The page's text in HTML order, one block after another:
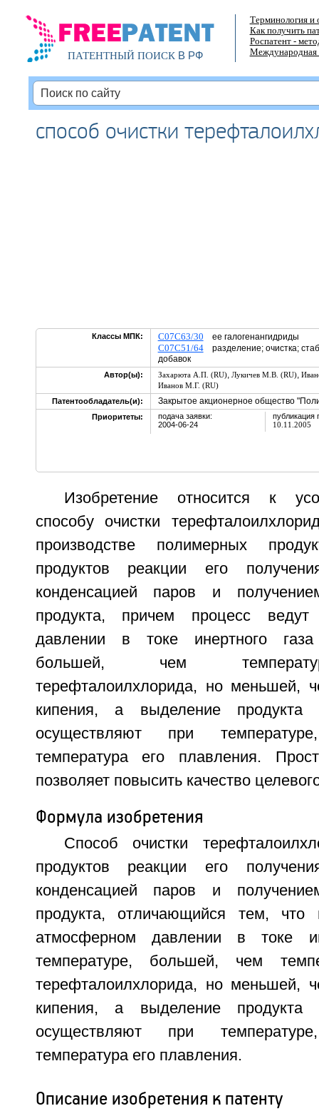
ПАТЕНТНЫЙ ПОИСКВ РФ
Терминология и
Как получить
Роспатент -
Международная
способ очистки
Классы МПК: C07C63/30 ее галогенангидриды
C07C51/64разделение; очистка;
добавок
Автор(ы): Захарюта А.П. (RU), Лукичев М.В. (RU),
Иванов М.Г. (RU)
Патентообладатель(и):
Закрытое акционерное общество
Приоритеты:
подача заявки:
2004-06-24
публикация
10.11.2005
Изобретение относится к
способу очистки
производстве полимерных
продуктов реакции его
конденсацией паров и
продукта, причем процесс
давлении в токе инертного
большей, чем
терефталоилхлорида, но меньшей,
кипения, а выделение
осуществляют при
температура его плавления.
позволяет повысить качество
Формула изобретения
Способ очистки
продуктов реакции его
конденсацией паров и
продукта, отличающийся тем, что
атмосферном давлении в токе
температуре, большей, чем
терефталоилхлорида, но меньшей,
кипения, а выделение
осуществляют при
температура его плавления.
Описание изобретения к патенту